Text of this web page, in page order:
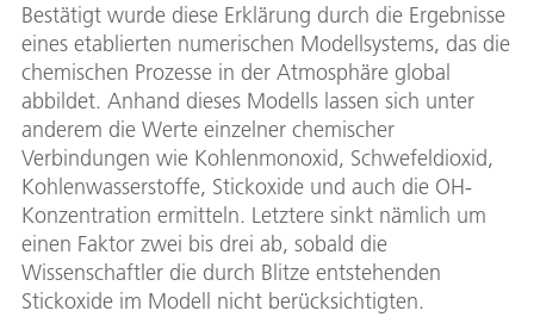
Bestätigt wurde diese Erklärung durch die Ergebnisse
eines etablierten numerischen Modellsystems, das die
chemischen Prozesse in der Atmosphäre global
abbildet. Anhand dieses Modells lassen sich unter
anderem die Werte einzelner chemischer
Verbindungen wie Kohlenmonoxid, Schwefeldioxid,
Kohlenwasserstoffe, Stickoxide und auch die OH-
Konzentration ermitteln. Letztere sinkt nämlich um
einen Faktor zwei bis drei ab, sobald die
Wissenschaftler die durch Blitze entstehenden
Stickoxide im Modell nicht berücksichtigten.